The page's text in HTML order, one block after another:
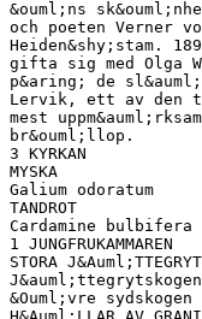
&ouml;ns
och poeten Verner
Heiden&shy;stam.
gifta sig med Olga
p&aring; de
Lervik, ett av den
mest
br&ouml;llop.
3 KYRKAN
MYSKA
Galium odoratum
TANDROT
Cardamine bulbifera
1 JUNGFRUKAMMAREN
STORA
J&auml;ttegrytskogen
&Ouml;vre sydskogen